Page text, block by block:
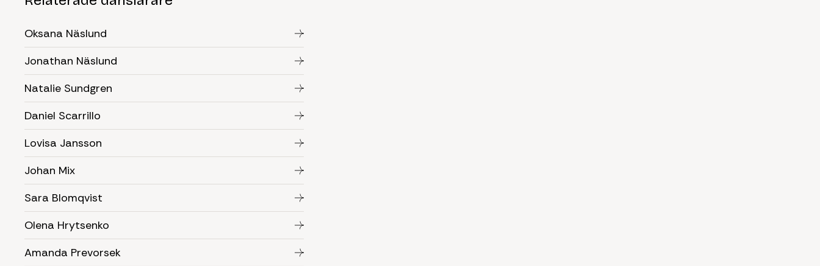
Oksana Näslund
Jonathan Näslund
Natalie Sundgren
Daniel Scarrillo
Lovisa Jansson
Johan Mix
Sara Blomqvist
Olena Hrytsenko
Amanda Prevorsek